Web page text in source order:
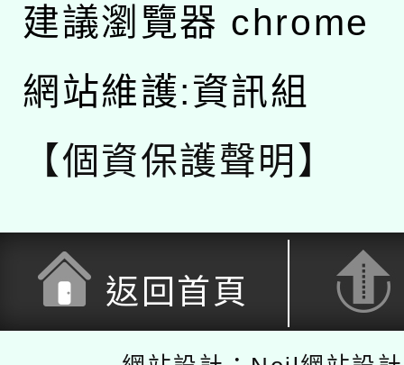
建議瀏覽器 chrome
網站維護:資訊組
【個資保護聲明】
返回首頁